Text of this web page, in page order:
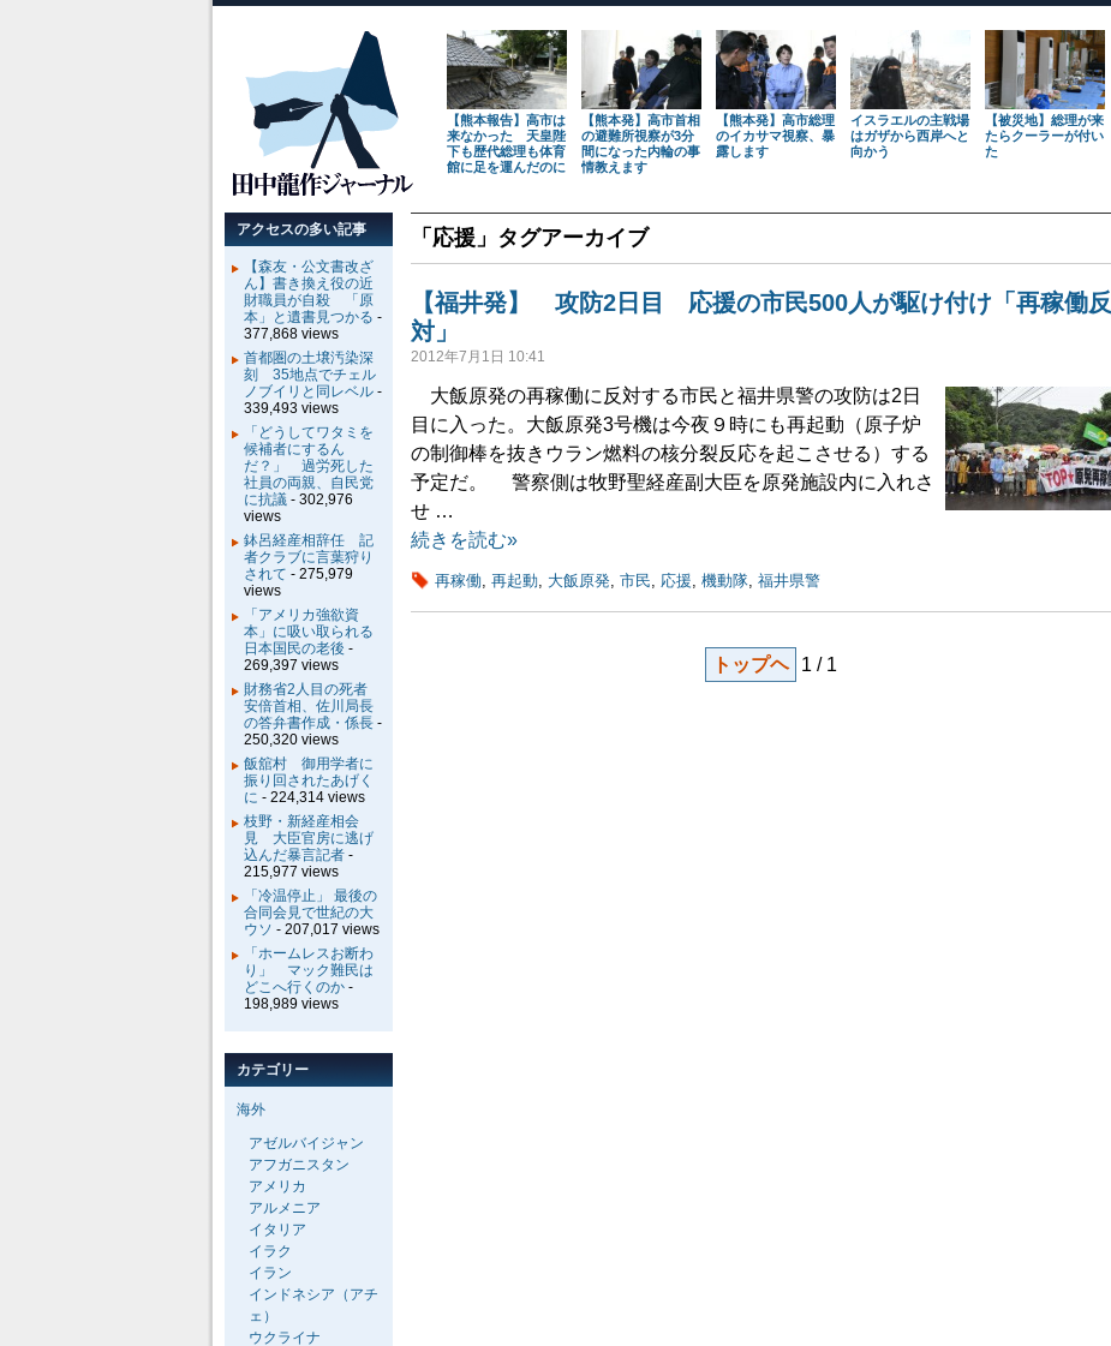
【熊本報告】高市は
来なかった 天皇陛
下も歴代総理も体育
館に足を運んだのに
【熊本発】高市首相
の避難所視察が3分
間になった内輪の事
情教えます
【熊本発】高市総理
のイカサマ視察、暴
露します
イスラエルの主戦場
はガザから西岸へと
向かう
【被災地】総理が来
たらクーラーが付い
た
「 応援 」タグアーカイブ
【福井発】 攻防2日目 応援の市民500人が駆け付け「再稼働反
対」
2012年7月1日 10:41
大飯原発の再稼働に反対する市民と福井県警の攻防は2日
目に入った。大飯原発3号機は今夜９時にも再起動（原子炉
の制御棒を抜きウラン燃料の核分裂反応を起こさせる）する
予定だ。 警察側は牧野聖経産副大臣を原発施設内に入れさ
せ …
続きを読む»
再稼働, 再起動, 大飯原発, 市民, 応援, 機動隊, 福井県警
トップヘ 1 / 1
アクセスの多い記事
【森友・公文書改ざ
ん】書き換え役の近
財職員が自殺 「原
本」と遺書見つかる -
377,868 views
首都圏の土壌汚染深
刻 35地点でチェル
ノブイリと同レベル -
339,493 views
「どうしてワタミを
候補者にするん
だ？」 過労死した
社員の両親、自民党
に抗議 - 302,976
views
鉢呂経産相辞任 記
者クラブに言葉狩り
されて - 275,979
views
「アメリカ強欲資
本」に吸い取られる
日本国民の老後 -
269,397 views
財務省2人目の死者
安倍首相、佐川局長
の答弁書作成・係長 -
250,320 views
飯舘村 御用学者に
振り回されたあげく
に - 224,314 views
枝野・新経産相会
見 大臣官房に逃げ
込んだ暴言記者 -
215,977 views
「冷温停止」 最後の
合同会見で世紀の大
ウソ - 207,017 views
「ホームレスお断わ
り」 マック難民は
どこへ行くのか -
198,989 views
カテゴリー
海外
アゼルバイジャン
アフガニスタン
アメリカ
アルメニア
イタリア
イラク
イラン
インドネシア（アチ
ェ）
ウクライナ